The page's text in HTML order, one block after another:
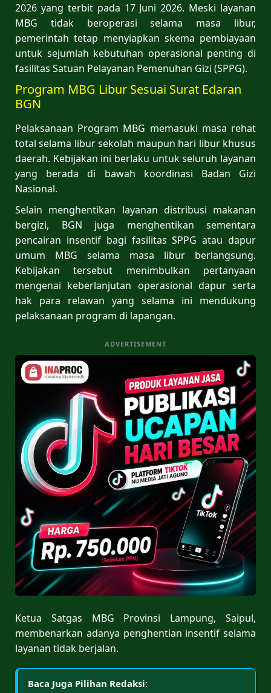
2026 yang terbit pada 17 Juni 2026. Meski layanan
MBG tidak beroperasi selama masa libur,
pemerintah tetap menyiapkan skema pembiayaan
untuk sejumlah kebutuhan operasional penting di
fasilitas Satuan Pelayanan Pemenuhan Gizi (SPPG).
Program MBG Libur Sesuai Surat Edaran
BGN
Pelaksanaan Program MBG memasuki masa rehat
total selama libur sekolah maupun hari libur khusus
daerah. Kebijakan ini berlaku untuk seluruh layanan
yang berada di bawah koordinasi Badan Gizi
Nasional.
Selain menghentikan layanan distribusi makanan
bergizi, BGN juga menghentikan sementara
pencairan insentif bagi fasilitas SPPG atau dapur
umum MBG selama masa libur berlangsung.
Kebijakan tersebut menimbulkan pertanyaan
mengenai keberlanjutan operasional dapur serta
hak para relawan yang selama ini mendukung
pelaksanaan program di lapangan.
ADVERTISEMENT
Ketua Satgas MBG Provinsi Lampung, Saipul,
membenarkan adanya penghentian insentif selama
layanan tidak berjalan.
Baca Juga Pilihan Redaksi: